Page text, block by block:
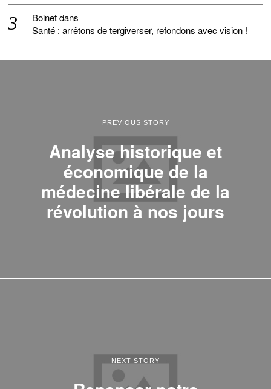
Boinetdans
Santé : arrêtons de tergiverser, refondons avec vision !
PREVIOUS STORY
Analyse historique et
économique de la
médecine libérale de la
révolution à nos jours
NEXT STORY